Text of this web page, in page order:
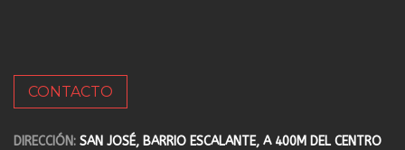
CONTACTO
DIRECCIÓN: SAN JOSÉ, BARRIO ESCALANTE, A 400M DEL CENTRO